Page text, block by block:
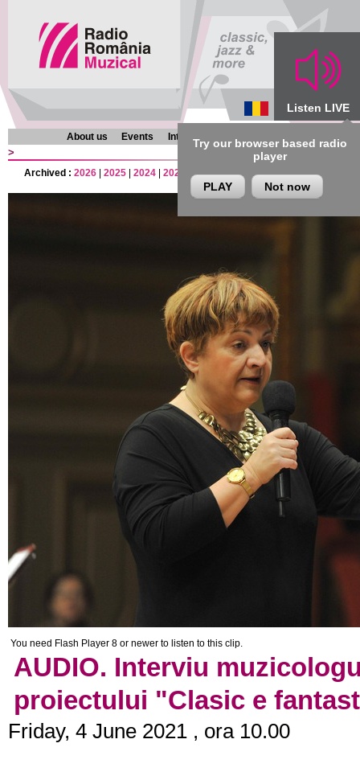
Listen LIVE
Try our browser based radio
player
PLAY Not now
About us Events Interviews Chronicles Programmes
>
Archived : 2026 2025 2024 2023 2022|2021 2020|2019|2018
You need Flash Player 8 or newer to listen to this clip.
AUDIO. Interviu
proiectului "Clasic e
Friday, 4 June 2021 , ora 10.00